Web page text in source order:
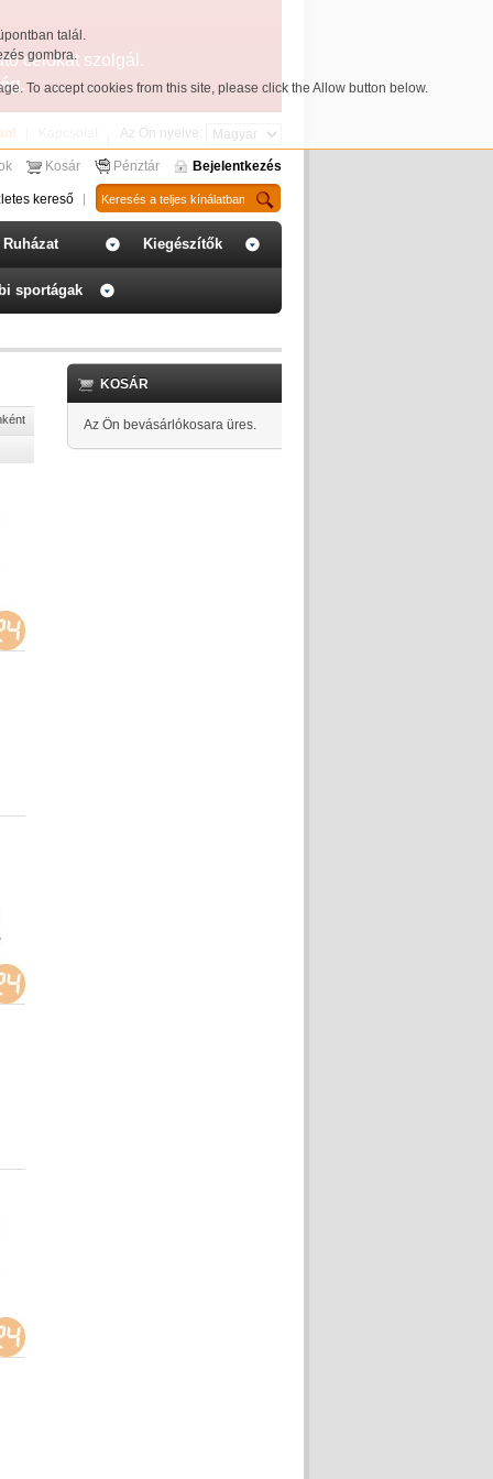
talál.
gombra.
. To accept cookies from this site, please click the Allow button below.
célokat szolgál.
Az Ön nyelve:
Kosár Pénztár Bejelentkezés
kereső
Ruházat Kiegészítők
sportágak
KOSÁR
Az Ön bevásárlókosara üres.